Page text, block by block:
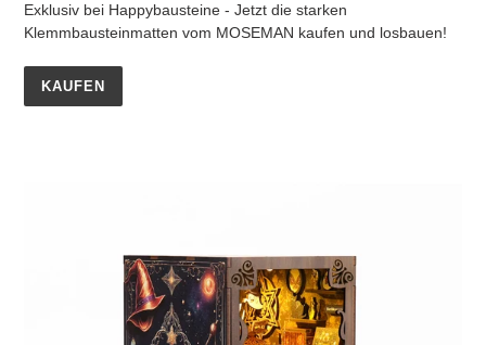
Exklusiv bei Happybausteine - Jetzt die starken
Klemmbausteinmatten vom MOSEMAN kaufen und losbauen!
KAUFEN